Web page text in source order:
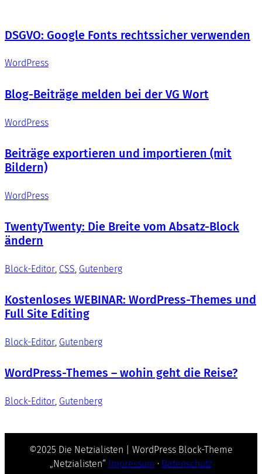
DSGVO: Google Fonts rechtssicher verwenden
WordPress
Blog-Beiträge melden bei der VG Wort
WordPress
Beiträge exportieren und importieren (mit
Bildern)
WordPress
TwentyTwenty: Die Breite vom Absatz-Block
ändern
Block-Editor CSS Gutenberg
Kostenloses WEBINAR: WordPress-Themes und
Full Site Editing
Block-Editor Gutenberg
WordPress-Themes – wohin geht die Reise?
Block-Editor Gutenberg
©2025 Die Netzialisten | WordPress Block-Theme
„Netzialisten“ Impressum · Datenschutz